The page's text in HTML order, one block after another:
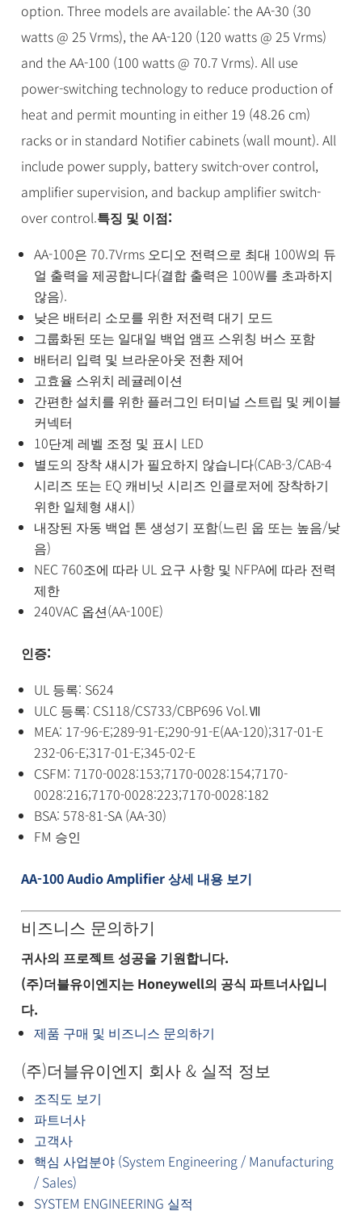
option. Three models are available: the AA-30 (30
watts @ 25 Vrms), the AA-120 (120 watts @ 25 Vrms)
and the AA-100 (100 watts @ 70.7 Vrms). All use
power-switching technology to reduce production of
heat and permit mounting in either 19 (48.26 cm)
racks or in standard Notifier cabinets (wall mount). All
include power supply, battery switch-over control,
amplifier supervision, and backup amplifier switch-
over control.특징 및 이점:
AA-100은 70.7Vrms 오디오 전력으로 최대 100W의 듀
얼 출력을 제공합니다(결합 출력은 100W를 초과하지
않음).
낮은 배터리 소모를 위한 저전력 대기 모드
그룹화된 또는 일대일 백업 앰프 스위칭 버스 포함
배터리 입력 및 브라운아웃 전환 제어
고효율 스위치 레귤레이션
간편한 설치를 위한 플러그인 터미널 스트립 및 케이블
커넥터
10단계 레벨 조정 및 표시 LED
별도의 장착 섀시가 필요하지 않습니다(CAB-3/CAB-4
시리즈 또는 EQ 캐비닛 시리즈 인클로저에 장착하기
위한 일체형 섀시)
내장된 자동 백업 톤 생성기 포함(느린 웁 또는 높음/낮
음)
NEC 760조에 따라 UL 요구 사항 및 NFPA에 따라 전력
제한
240VAC 옵션(AA-100E)
인증:
UL 등록: S624
ULC 등록: CS118/CS733/CBP696 Vol.Ⅶ
MEA: 17-96-E;289-91-E;290-91-E(AA-120);317-01-E
232-06-E;317-01-E;345-02-E
CSFM: 7170-0028:153;7170-0028:154;7170-
0028:216;7170-0028:223;7170-0028:182
BSA: 578-81-SA (AA-30)
FM 승인
AA-100 Audio Amplifier 상세 내용 보기
비즈니스 문의하기
귀사의 프로젝트 성공을 기원합니다.
(주)더블유이엔지는 Honeywell의 공식 파트너사입니
다.
제품 구매 및 비즈니스 문의하기
(주)더블유이엔지 회사 & 실적 정보
조직도 보기
파트너사
고객사
핵심 사업분야 (System Engineering / Manufacturing
/ Sales)
SYSTEM ENGINEERING 실적